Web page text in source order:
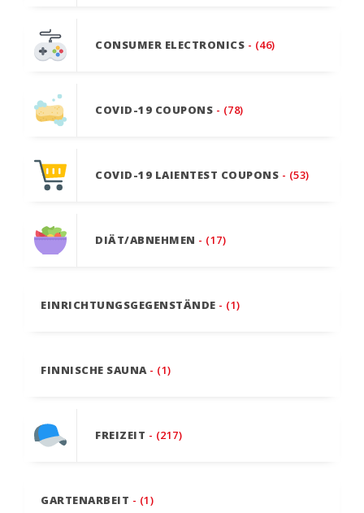
CONSUMER ELECTRONICS - (46)
COVID-19 COUPONS - (78)
COVID-19 LAIENTEST COUPONS - (53)
DIÄT/ABNEHMEN - (17)
EINRICHTUNGSGEGENSTÄNDE - (1)
FINNISCHE SAUNA - (1)
FREIZEIT - (217)
GARTENARBEIT - (1)